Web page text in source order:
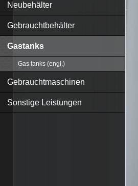
Neubehälter
Gebrauchtbehälter
Gastanks
Gas tanks (engl.)
Gebrauchtmaschinen
Sonstige Leistungen